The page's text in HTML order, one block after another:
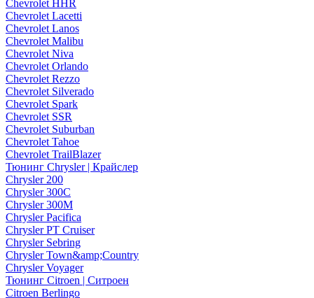
Chevrolet HHR
Chevrolet Lacetti
Chevrolet Lanos
Chevrolet Malibu
Chevrolet Niva
Chevrolet Orlando
Chevrolet Rezzo
Chevrolet Silverado
Chevrolet Spark
Chevrolet SSR
Chevrolet Suburban
Chevrolet Tahoe
Chevrolet TrailBlazer
Тюнинг Chrysler | Крайслер
Chrysler 200
Chrysler 300C
Chrysler 300M
Chrysler Pacifica
Chrysler PT Cruiser
Chrysler Sebring
Chrysler Town&amp;Country
Chrysler Voyager
Тюнинг Citroen | Ситроен
Citroen Berlingo